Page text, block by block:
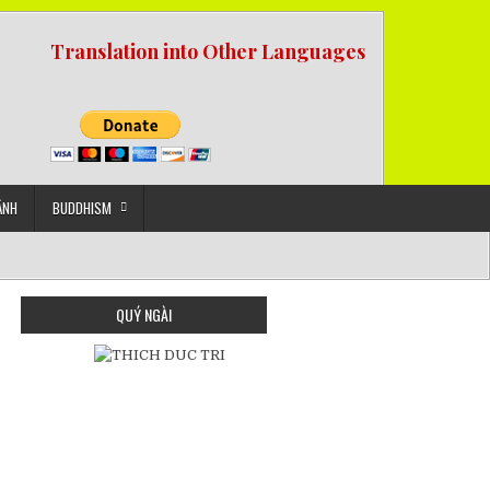
Translation into Other Languages
BUDDHISM
QUÝ NGÀI